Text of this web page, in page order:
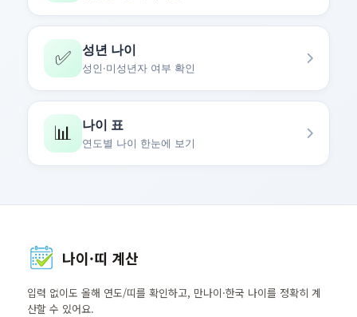
✅ 성년 나이
성인·미성년자 여부 확인
📊 나이 표
연도별 나이 한눈에 보기
나이·띠 계산
입력 없이도 올해 연도/띠를 확인하고, 만나이·한국 나이를 정확히 계
산할 수 있어요.